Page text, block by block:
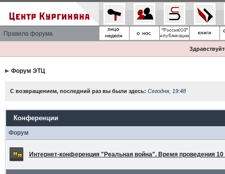
Правила форума
Форум ЭТЦ
С возвращением, последний раз вы были здесь: Сегодня, 19:48
Конференции
Форум
Интернет-конференция "Реальная война". Время проведения 10